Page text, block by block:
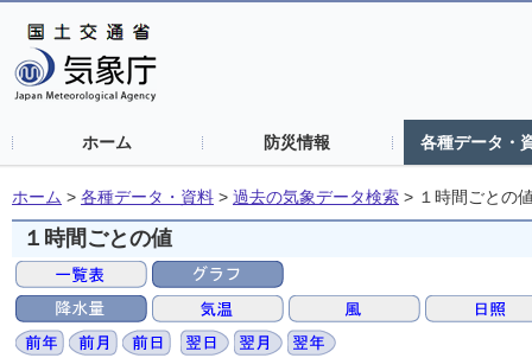
ホーム 防災情報 各種データ・
ホーム > 各種データ・資料 > 過去の気象データ検索 > １時間ごとの
１時間ごとの値